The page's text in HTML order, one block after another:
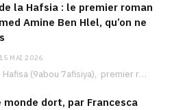
la Hafsia : le premier roman
Amine Ben Hlel, qu’on ne
15 MAI 2026
Le cave de Hafisa (9abou 7afisiya), premier roman du journaliste tunisien Mohamed Amine Ben Hlel,…
monde dort, par Francesca